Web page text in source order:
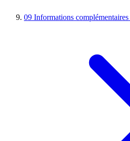
09 Informations complémentaires